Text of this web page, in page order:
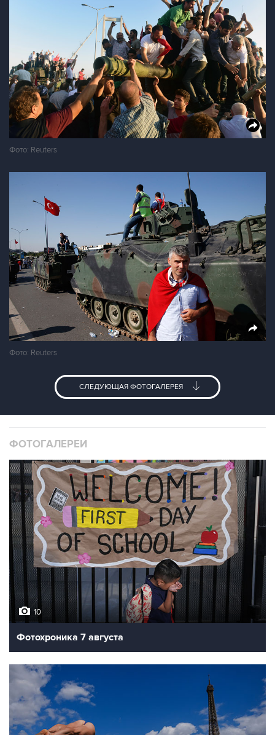
Фото: Reuters
Фото: Reuters
СЛЕДУЮЩАЯ ФОТОГАЛЕРЕЯ
ФОТОГАЛЕРЕИ
10
Фотохроника 7 августа